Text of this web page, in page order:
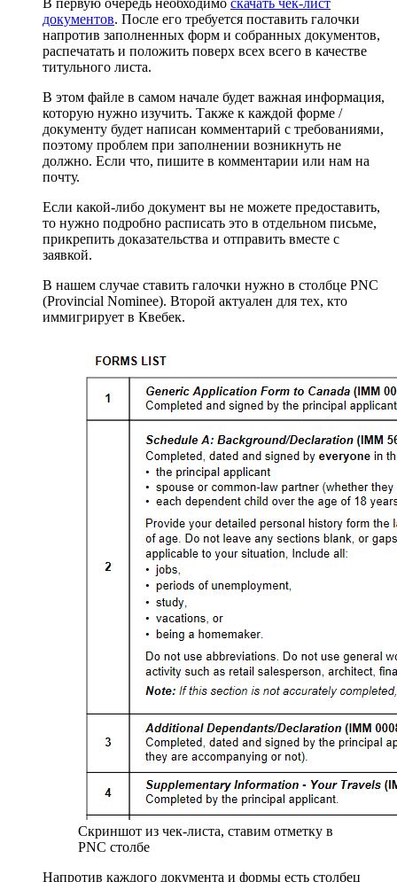
В первую очередь необходимо скачать чек-лист
документов. После его требуется поставить галочки
напротив заполненных форм и собранных документов,
распечатать и положить поверх всех всего в качестве
титульного листа.
В этом файле в самом начале будет важная информация,
которую нужно изучить. Также к каждой форме /
документу будет написан комментарий с требованиями,
поэтому проблем при заполнении возникнуть не
должно. Если что, пишите в комментарии или нам на
почту.
Если какой-либо документ вы не можете предоставить,
то нужно подробно расписать это в отдельном письме,
прикрепить доказательства и отправить вместе с
заявкой.
В нашем случае ставить галочки нужно в столбце PNC
(Provincial Nominee). Второй актуален для тех, кто
иммигрирует в Квебек.
Скриншот из чек-листа, ставим отметку в
PNC столбе
Напротив каждого документа и формы есть столбец